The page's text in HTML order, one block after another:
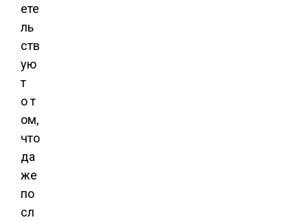
ете
ль
ств
ую
т
о т
ом,
что
да
же
по
сл